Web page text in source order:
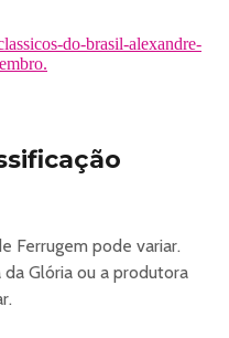
do-brasil-alexandre-
Ferrugem pode variar.
Glória ou a produtora